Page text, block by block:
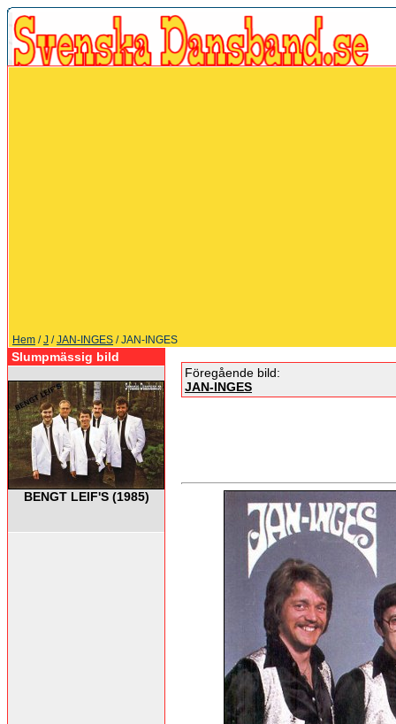
Hem /J /JAN-INGES / JAN-INGES
Slumpmässig bild
BENGT LEIF'S (1985)
Föregående bild:
JAN-INGES